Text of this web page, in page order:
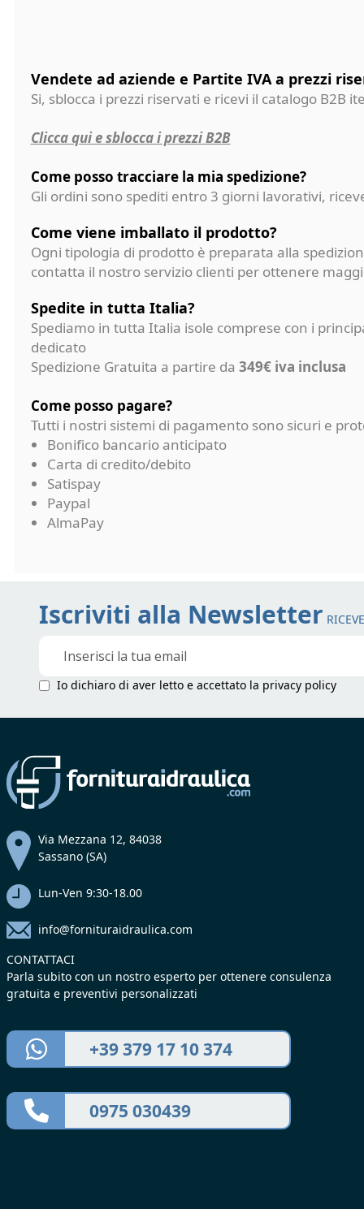
Vendete ad aziende e Partite IVA a prezzi
Si, sblocca i prezzi riservati e ricevi il catalogo B2B
Clicca qui e sblocca i prezzi B2B
Come posso tracciare la mia spedizione?
Gli ordini sono spediti entro 3 giorni lavorativi,
Come viene imballato il prodotto?
Ogni tipologia di prodotto è preparata alla
contatta il nostro servizio clienti per ottenere
Spedite in tutta Italia?
Spediamo in tutta Italia isole comprese con i
dedicato
Spedizione Gratuita a partire da 349€ iva inclusa
Come posso pagare?
Tutti i nostri sistemi di pagamento sono sicuri e
Bonifico bancario anticipato
Carta di credito/debito
Satispay
Paypal
AlmaPay
Iscriviti alla Newsletter
Newsletter:
Io dichiaro di aver letto e accettato la privacy policy
Via Mezzana 12, 84038
Sassano (SA)
Lun-Ven 9:30-18.00
info@fornituraidraulica.com
CONTATTACI
Parla subito con un nostro esperto per ottenere consulenza
gratuita e preventivi personalizzati
+39 379 17 10 374
0975 030439